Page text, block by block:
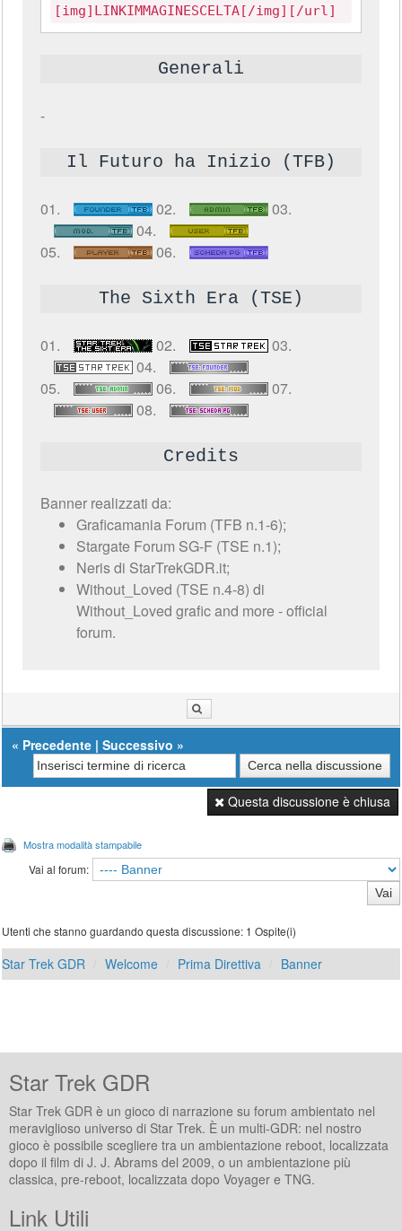
[img]LINKIMMAGINESCELTA[/img][/url]
Generali
-
Il Futuro ha Inizio (TFB)
01. 02.
03.
04.
05.
06.
The Sixth Era (TSE)
01. 02.
03.
04.
05.
06.
07.
08.
Credits
Banner realizzati da:
Graficamania Forum (TFB n.1-6);
Stargate Forum SG-F (TSE n.1);
Neris di StarTrekGDR.it;
Without_Loved (TSE n.4-8) di
Without_Loved grafic and more - official
forum.
« Precedente |Successivo »
Questa discussione è chiusa
Mostra modalità stampabile
Vai al forum:
Utenti che stanno guardando questa discussione: 1 Ospite(i)
Star Trek GDR Welcome Prima Direttiva Banner
Star Trek GDR
Star Trek GDR è un gioco di narrazione su forum ambientato nel
meraviglioso universo di Star Trek. È un multi-GDR: nel nostro
gioco è possibile scegliere tra un ambientazione reboot, localizzata
dopo il film di J. J. Abrams del 2009, o un ambientazione più
classica, pre-reboot, localizzata dopo Voyager e TNG.
Link Utili